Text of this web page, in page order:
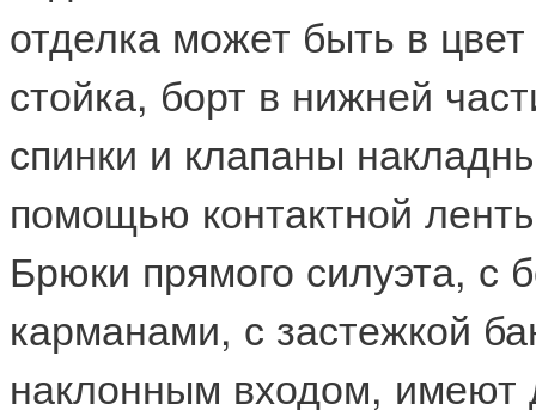
отделка может быть в
стойка, борт в нижней
спинки и клапаны
помощью контактной
Брюки прямого силуэта, с
карманами, с застежкой
наклонным входом, имеют